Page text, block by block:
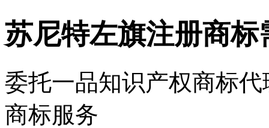
苏尼特左旗注册商标
委托一品知识产权商标
商标服务